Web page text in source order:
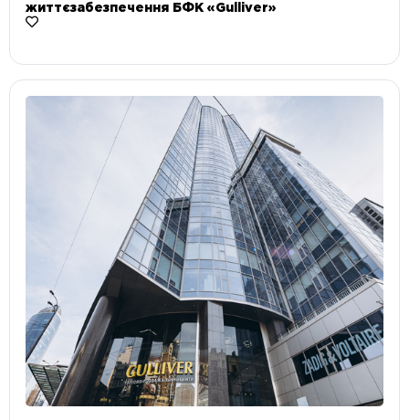
життєзабезпечення БФК «Gulliver»